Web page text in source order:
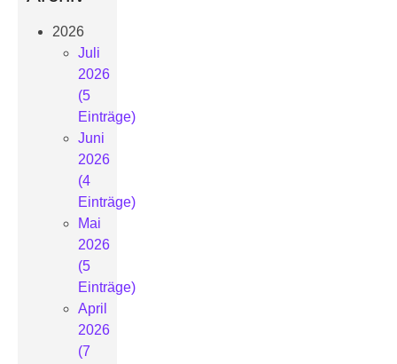
2026
Juli
2026
(5
Einträge)
Juni
2026
(4
Einträge)
Mai
2026
(5
Einträge)
April
2026
(7